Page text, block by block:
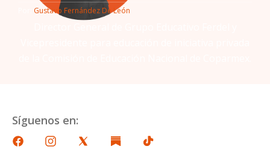
Gustavo Fernández De León
Síguenos en: